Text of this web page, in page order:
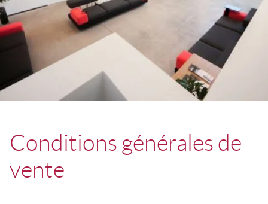
Conditions générales de
vente